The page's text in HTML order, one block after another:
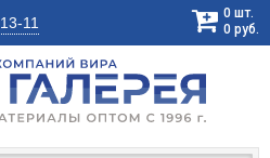
11
0 шт.
0 руб.